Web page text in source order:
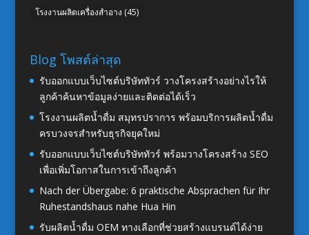
โรงงานผลิตเครื่องสำอาง (45)
Blog โพสต์ล่าสุด
รับออกแบบเว็บไซต์บริษัททัวร์ วางโครงสร้างอย่างไรให้
ลูกค้าค้นหาข้อมูลง่ายและติดต่อได้เร็ว
โรงงานผลิตน้ำดื่ม สมุทรปราการ พร้อมบริการผลิตน้ำดื่ม
ครบวงจรสำหรับธุรกิจยุคใหม่
รับออกแบบเว็บไซต์บริษัททัวร์ พร้อมวางโครงสร้าง SEO
เพื่อเพิ่มโอกาสในการเข้าถึงลูกค้า
Nach der Übergabe: 6 praktische Absprachen für Ihr
Ruhestandshaus nahe Hua Hin
รับผลิตน้ำดื่ม OEM ทางเลือกที่ช่วยสร้างแบรนด์ได้ง่าย